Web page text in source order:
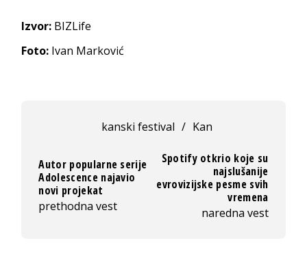
Izvor: BIZLife
Foto: Ivan Marković
kanski festival / Kan
Autor popularne serije
Adolescence najavio
novi projekat
prethodna vest
Spotify otkrio koje su
najslušanije
evrovizijske pesme svih
vremena
naredna vest